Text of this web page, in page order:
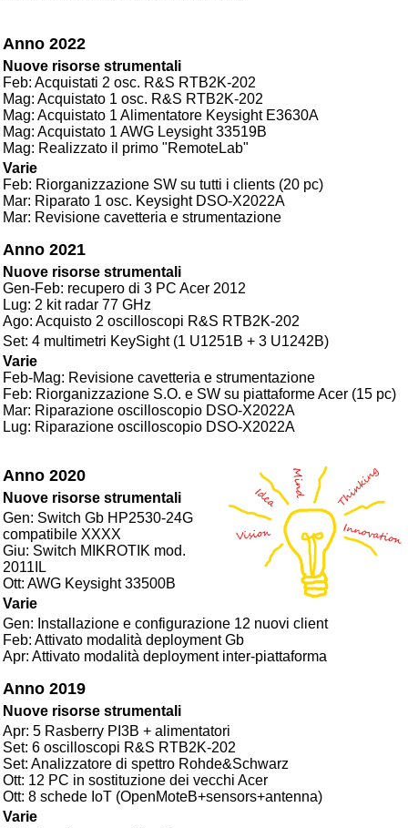
Anno 2022
Nuove risorse strumentali
Feb: Acquistati 2 osc. R&S RTB2K-202
Mag: Acquistato 1 osc. R&S RTB2K-202
Mag: Acquistato 1 Alimentatore Keysight E3630A
Mag: Acquistato 1 AWG Leysight 33519B
Mag: Realizzato il primo "RemoteLab"
Varie
Feb: Riorganizzazione SW su tutti i clients (20 pc)
Mar: Riparato 1 osc. Keysight DSO-X2022A
Mar: Revisione cavetteria e strumentazione
Anno 2021
Nuove risorse strumentali
Gen-Feb: recupero di 3 PC Acer 2012
Lug: 2 kit radar 77 GHz
Ago: Acquisto 2 oscilloscopi R&S RTB2K-202
Set: 4 multimetri KeySight (1 U1251B + 3 U1242B)
Varie
Feb-Mag: Revisione cavetteria e strumentazione
Feb: Riorganizzazione S.O. e SW su piattaforme Acer (15 pc)
Mar: Riparazione oscilloscopio DSO-X2022A
Lug: Riparazione oscilloscopio DSO-X2022A
Anno 2020
Nuove risorse strumentali
Gen: Switch Gb HP2530-24G
compatibile XXXX
Giu: Switch MIKROTIK mod.
2011IL
Ott: AWG Keysight 33500B
Varie
Gen: Installazione e configurazione 12 nuovi client
Feb: Attivato modalità deployment Gb
Apr: Attivato modalità deployment inter-piattaforma
Anno 2019
Nuove risorse strumentali
Apr: 5 Rasberry PI3B + alimentatori
Set: 6 oscilloscopi R&S RTB2K-202
Set: Analizzatore di spettro Rohde&Schwarz
Ott: 12 PC in sostituzione dei vecchi Acer
Ott: 8 schede IoT (OpenMoteB+sensors+antenna)
Varie